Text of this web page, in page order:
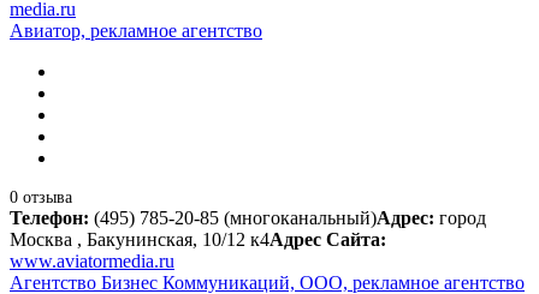
media.ru
Авиатор, рекламное агентство
0 отзыва
Телефон: (495) 785-20-85 (многоканальный)Адрес: город
Москва , Бакунинская, 10/12 к4Адрес Сайта:
www.aviatormedia.ru
Агентство Бизнес Коммуникаций, ООО, рекламное агентство